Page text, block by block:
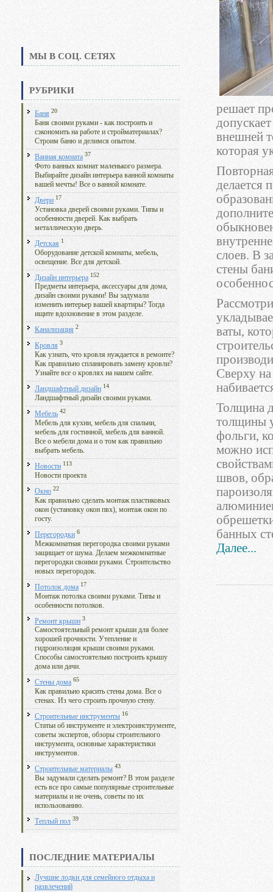
МЫ В СОЦ. СЕТЯХ
РУБРИКИ
Баня 20
Баня своими руками - как построить и
сэкономить на работе и стройматериалах?
Строим баню и делимся опытом.
Ванная комната 37
Фото ванных комнат маленького размера.
Выбирайте дизайн интерьера ванной комнаты
вашей мечты! Все о ванной комнате.
Двери 17
Установка дверей своими руками. Типы и
особенности дверей. Как выбрать
металлическую дверь.
Детская 1
Оборудование детской комнаты, мебель,
освещение. Все для детской.
Дизайн интерьера 152
Предметы интерьера, аксессуары для дома,
дизайн своими руками! Вы задумали
изменить интерьер вашей квартиры? Тогда
ищите вдохновение в этом разделе.
Канализация 2
Кровля 3
Как узнать, что кровля нуждается в ремонте?
Как правильно спланировать замену кровли?
Узнайте все о кровлях на нашем сайте.
Ландшафтный дизайн 14
Ландшафтный дизайн своими руками.
Мебель 42
Мебель для кухни, мебель для спальни,
мебель для гостинной, мебель для ванной.
Все о мебели дома и о том как правильно
выбрать мебель.
Новости 113
Новости проекта
Окно 22
Как правильно сделать монтаж пластиковых
окон (установку окон пвх), монтаж окон по
госту.
Перегородки 6
Межкомнатная перегородка своими руками
защищает от шума. Делаем межкомнатные
перегородки своими руками. Строительство
новых перегородок.
Потолок дома 17
Монтаж потолка своими руками. Типы и
особенности потолков.
Ремонт крыши 3
Самостоятельный ремонт крыши для более
хорошей прочности. Утепление и
гидроизоляция крыши своими руками.
Способы самостоятельно построить крышу
дома или дачи.
Стены дома 65
Как правильно красить стены дома. Все о
стенах. Из чего строить прочную стену.
Строительные инструменты 16
Статьи об инструменте и электроинструменте,
советы экспертов, обзоры строительного
инструмента, основные характеристики
инструментов.
Строительные материалы 43
Вы задумали сделать ремонт? В этом разделе
есть все про самые популярные строительные
материалы и не очень, советы по их
использованию.
Теплый пол 39
ПОСЛЕДНИЕ МАТЕРИАЛЫ
Лучшие лодки для семейного отдыха и
развлечений
решает
внешней
которая
делается
слоев. В
стены
ваты,
Сверху на
Толщина
толщины
фольги,
можно
швов,
банных
Далее...